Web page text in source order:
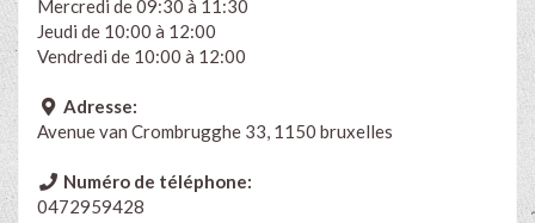
Mercredi de 09:30 à 11:30
Jeudi de 10:00 à 12:00
Vendredi de 10:00 à 12:00
Adresse:
Avenue van Crombrugghe 33, 1150 bruxelles
Numéro de téléphone:
0472959428